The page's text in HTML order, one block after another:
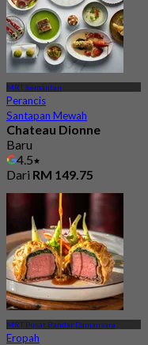
MRT Semantan
Perancis
Santapan Mewah
Chateau Dionne
Baru
4.5
Dari RM 149.75
MRT Pusat Bandar Damansara
Eropah